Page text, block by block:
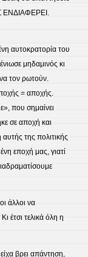
ΕΝΔΙΑΦΕΡΕΙ.
αυτοκρατορία του
μηδαμινός κι
τον ρωτούν.
= αποχής.
που σημαίνει
σε αποχή και
της πολιτικής
εποχή μας, γιατί
άλλοι να
έτσι τελικά όλη η
βρει απάντηση,